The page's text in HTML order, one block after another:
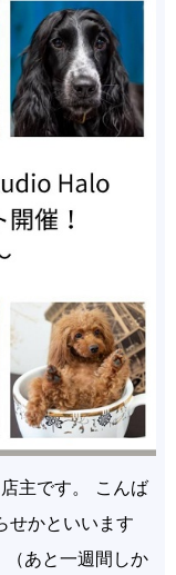
主です。 こんば
せかといいます
（あと一週間しか